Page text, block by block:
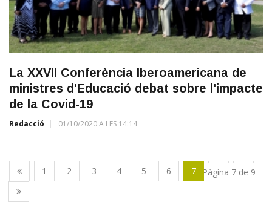
La XXVII Conferència Iberoamericana de
ministres d'Educació debat sobre l'impacte
de la Covid-19
Redacció 01/10/2020 A LES 14:14
1 2 3 4 5 6 7 8 9
Pàgina 7 de 9